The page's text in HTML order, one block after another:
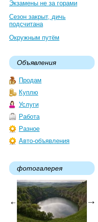
Экзамены не за горами
Сезон закрыт, дичь
подсчитана
Окружным путём
Объявления
Продам
Куплю
Услуги
Работа
Разное
Авто-объявления
фотогалерея